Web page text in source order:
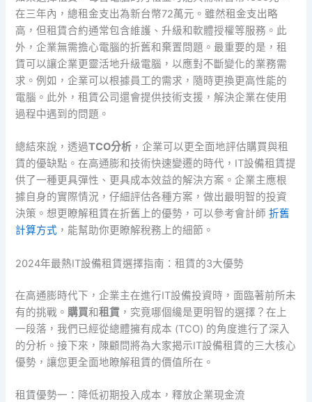
在三年內，總租金支出為新台幣72萬元。雖然租金支出略
高，但租賃合約通常包含維護、升級和軟體授權等服務。此
外，企業無需擔心電腦的折舊和棄置問題。最重要的是，租
賃可以讓企業更靈活地升級電腦，以應對不斷變化的業務需
求。例如，企業可以根據員工的需求，隨時更換更高性能的
電腦。此外，租賃公司還會提供技術支援，解決企業在使用
過程中遇到的問題。
總結來說，透過TCO分析 ，企業可以更全面地評估購買與租
賃的優缺點。在高通膨和技術快速變遷的時代，IT設備租賃提
供了一種更具彈性、更具成本效益的解決方案。企業主應根
據自身的實際情況，仔細評估各種方案，做出最明智的投資
決策。想更瞭解租賃在折舊上的優勢，可以參考會計師折舊
計算方式 ，能幫助你更瞭解稅務上的細節。
2024年最熱IT設備租賃選擇指南：租賃的3大優勢
在高通膨時代下，企業主在進行IT設備投資時，面臨著前所未
有的挑戰。 購買和租賃 ，究竟哪個纔是更明智的選擇？在上
一段落，我們已經從總體擁有成本 (TCO) 的角度進行了深入
的分析。接下來，陳顧問將為大家揭示IT設備租賃的三大核心
優勢，讓您更全面地瞭解租賃的價值所在。
租賃優勢一：降低初期投入成本，釋放企業現金流